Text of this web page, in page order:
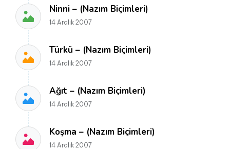
Ninni – (Nazım Biçimleri)
14 Aralık 2007
Türkü – (Nazım Biçimleri)
14 Aralık 2007
Ağıt – (Nazım Biçimleri)
14 Aralık 2007
Koşma – (Nazım Biçimleri)
14 Aralık 2007